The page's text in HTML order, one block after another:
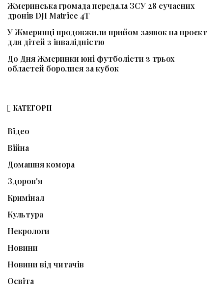
Жмеринська громада передала ЗСУ 28 сучасних
дронів DJI Matrice 4T
У Жмеринці продовжили прийом заявок на проєкт
для дітей з інвалідністю
До Дня Жмеринки юні футболісти з трьох
областей боролися за кубок
КАТЕГОРІЇ
Відео
Війна
Домашня комора
Здоров'я
Кримінал
Культура
Некрологи
Новини
Новини від читачів
Освіта